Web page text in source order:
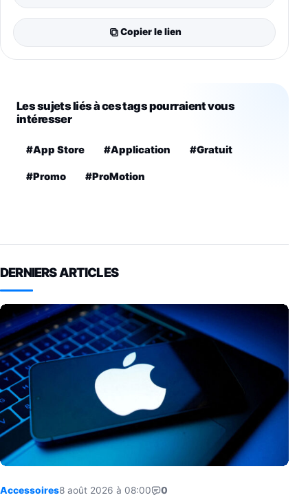
Copier le lien
Les sujets liés à ces tags pourraient vous
intéresser
#App Store #Application #Gratuit
#Promo #ProMotion
DERNIERS ARTICLES
Accessoires8 août 2026 à 08:00 0